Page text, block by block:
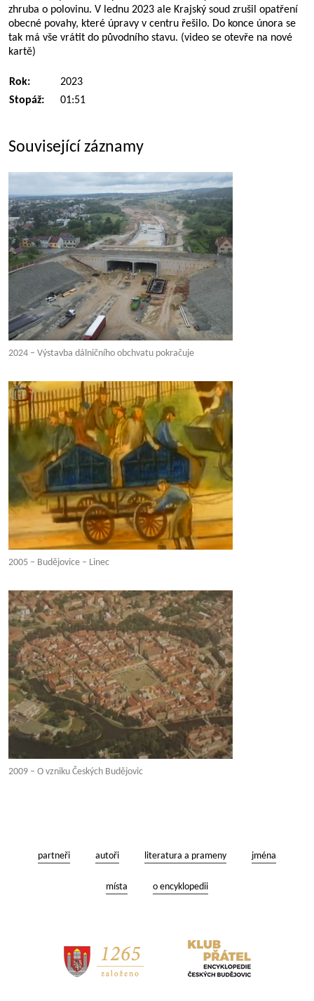
zhruba o polovinu. V lednu 2023 ale Krajský soud zrušil opatření
obecné povahy, které úpravy v centru řešilo. Do konce února se
tak má vše vrátit do původního stavu. (video se otevře na nové
kartě)
Rok:
2023
Stopáž:
01:51
Související záznamy
2024 – Výstavba dálničního obchvatu pokračuje
2005 – Budějovice – Linec
2009 – O vzniku Českých Budějovic
partneři autoři literatura a prameny jména
místa o encyklopedii